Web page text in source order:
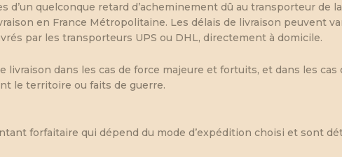
quelconque retard d’acheminement dû au transporteur de
en France Métropolitaine. Les délais de livraison peuvent
par les transporteurs UPS ou DHL, directement à domicile.
dans les cas de force majeure et fortuits, et dans les cas
le territoire ou faits de guerre.
forfaitaire qui dépend du mode d’expédition choisi et sont